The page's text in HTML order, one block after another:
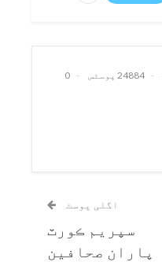
24884 پوسٹس
0
اگلی پوسٹ
سپريم ڪورٽ
پاران صحافين